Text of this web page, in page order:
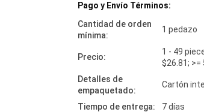
Pago y Envío Términos:
Cantidad de orden
mínima:
1 pedazo
Precio:
1 - 49
$26.81;
Detalles de
empaquetado:
Cartón
Tiempo de entrega:
7 días